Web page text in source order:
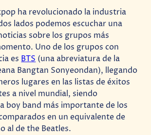
ha revolucionado la industria
lados podemos escuchar una
sobre los grupos más
Uno de los grupos con
esBTS(una abreviatura de la
Bangtan Sonyeondan), llegando
lugares en las listas de éxitos
a nivel mundial, siendo
boy band más importante de los
en un equivalente de
al de the Beatles.